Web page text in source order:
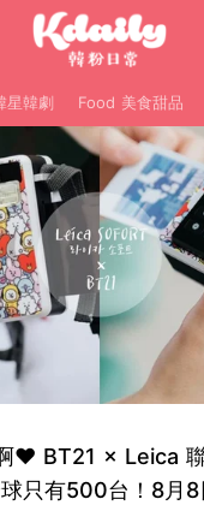
韓劇 Food 美食甜品
♥ BT21 × Leica
只有500台！8月8